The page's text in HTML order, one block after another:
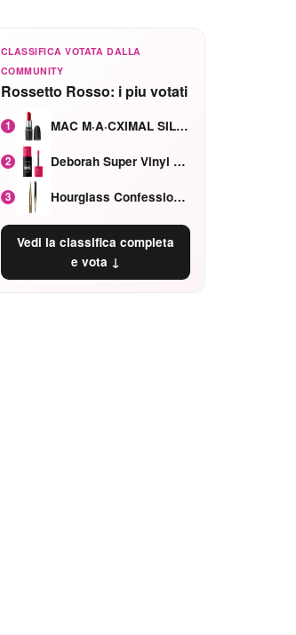
CLASSIFICA VOTATA DALLA
COMMUNITY
Rossetto Rosso: i piu votati
1 MAC M·A·CXIMAL SILKY MATTE Red Rock mat
2 Deborah Super Vinyl Shake Rosa Ciliegia
3 Hourglass Confession Ricaricabile Ultra Preciso Ad Alta Intensità Secretly Classic Red
Vedi la classifica completa
e vota ↓